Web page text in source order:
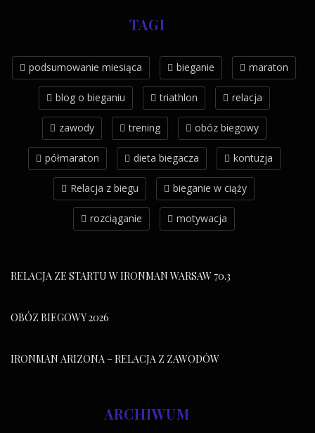
TAGI
podsumowanie miesiąca bieganie maraton
blog o bieganiu triathlon relacja
zawody trening obóz biegowy
półmaraton dieta biegacza kontuzja
Relacja z biegu bieganie w ciąży
rozciąganie motywacja
RELACJA ZE STARTU W IRONMAN WARSAW 70.3
OBÓZ BIEGOWY 2026
IRONMAN ARIZONA – RELACJA Z ZAWODÓW
ARCHIWUM